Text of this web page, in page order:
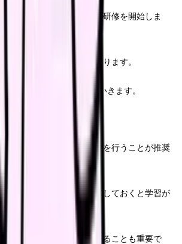
し、受講が許可されれば研修を開始しま
学院入試の準備から始まります。
で必要な単位を修得していきます。
基礎的な医学知識の復習を行うことが推奨
、基礎医学の知識を確認しておくと学習が
ながら、自己学習を進めることも重要で